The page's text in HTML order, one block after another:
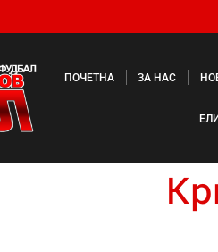
ПОЧЕТНА ЗА НАС